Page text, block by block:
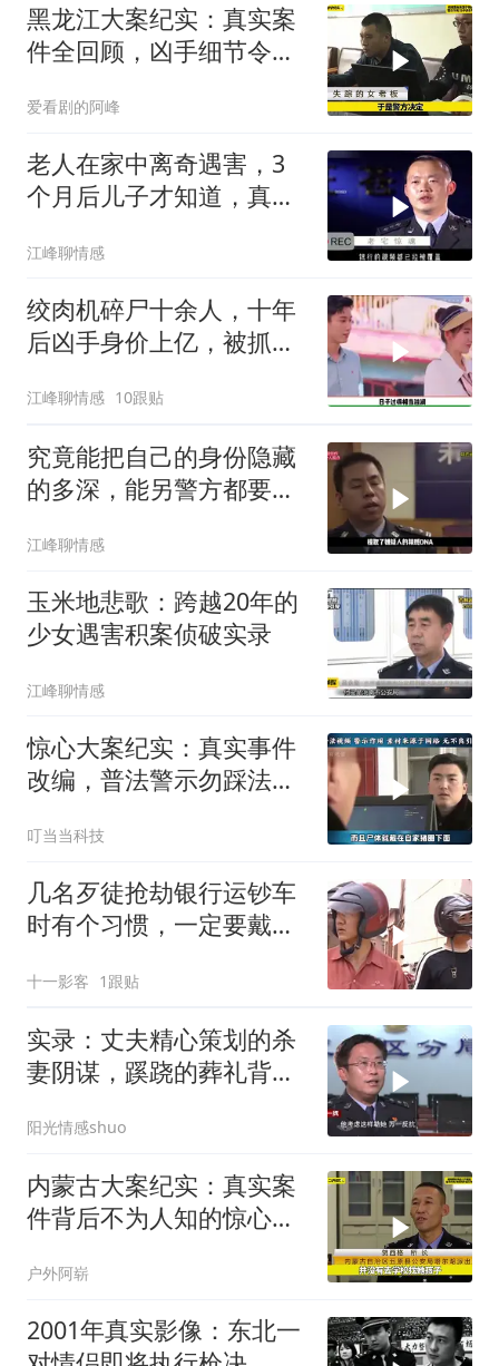
黑龙江大案纪实：真实案
件全回顾，凶手细节令人
爱看剧的阿峰
老人在家中离奇遇害，3
个月后儿子才知道，真相
江峰聊情感
绞肉机碎尸十余人，十年
后凶手身价上亿，被抓后
江峰聊情感 10跟贴
究竟能把自己的身份隐藏
的多深，能另警方都要刮
江峰聊情感
玉米地悲歌：跨越20年的
少女遇害积案侦破实录
江峰聊情感
惊心大案纪实：真实事件
改编，普法警示勿踩法律
叮当当科技
几名歹徒抢劫银行运钞车
时有个习惯，一定要戴头
十一影客 1跟贴
实录：丈夫精心策划的杀
妻阴谋，蹊跷的葬礼背
阳光情感shuo
内蒙古大案纪实：真实案
件背后不为人知的惊心真
户外阿崭
2001年真实影像：东北一